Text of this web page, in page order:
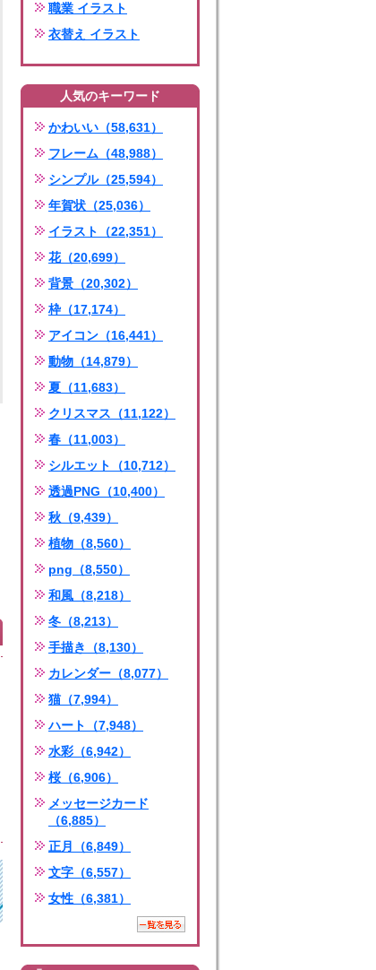
職業 イラスト
衣替え イラスト
人気のキーワード
かわいい（58,631）
フレーム（48,988）
シンプル（25,594）
年賀状（25,036）
イラスト（22,351）
花（20,699）
背景（20,302）
枠（17,174）
アイコン（16,441）
動物（14,879）
夏（11,683）
クリスマス（11,122）
春（11,003）
シルエット（10,712）
透過PNG（10,400）
秋（9,439）
植物（8,560）
png（8,550）
和風（8,218）
冬（8,213）
手描き（8,130）
カレンダー（8,077）
猫（7,994）
ハート（7,948）
水彩（6,942）
桜（6,906）
メッセージカード
（6,885）
正月（6,849）
文字（6,557）
女性（6,381）